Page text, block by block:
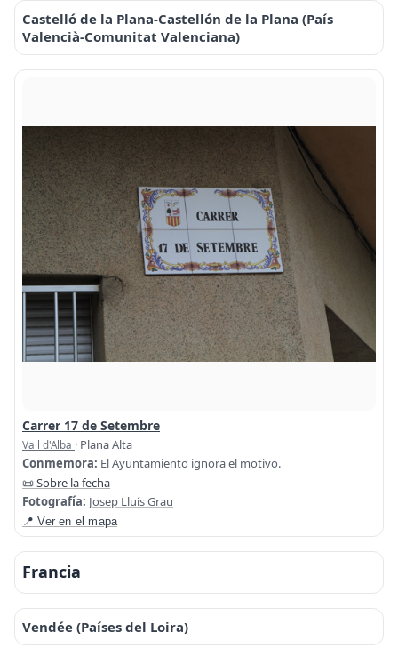
Castelló de la Plana-Castellón de la Plana (País
Valencià-Comunitat Valenciana)
Carrer 17 de Setembre
Vall d'Alba · Plana Alta
Conmemora: El Ayuntamiento ignora el motivo.
📜 Sobre la fecha
Fotografía: Josep Lluís Grau
📍 Ver en el mapa
Francia
Vendée (Países del Loira)